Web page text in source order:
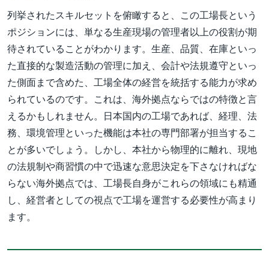
列挙されたスキルセットを俯瞰すると、この工場長という
ポジションには、単なる生産現場の管理者以上の役割が期
待されていることがわかります。生産、品質、在庫といっ
た直接的な製造活動の管理に加え、会計や法規遵守といっ
た側面まで含めた、工場全体の経営を統括する能力が求め
られているのです。これは、海外拠点ならではの特徴と言
えるかもしれません。日本国内の工場であれば、経理、法
務、環境管理といった機能は本社の専門部署が担当するこ
とが多いでしょう。しかし、本社から物理的に離れ、現地
の法規制や商習慣の中で迅速な意思決定を下さなければな
らない海外拠点では、工場長自身がこれらの領域にも精通
し、経営者としての視点で工場を運営する必要性が高まり
ます。